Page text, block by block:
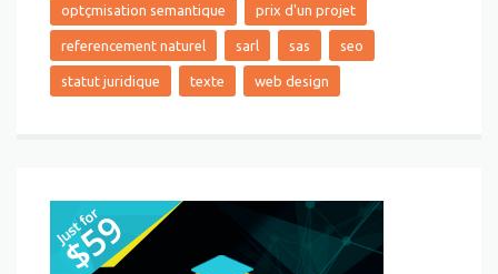
optçmisation semantique prix d'un projet
referencement naturel sarl sas seo
statut juridique texte web design